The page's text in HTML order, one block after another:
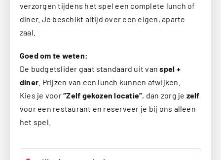
verzorgen tijdens het spel een complete lunch of
diner. Je beschikt altijd over een eigen, aparte
zaal.
Goed om te weten:
De budgetslider gaat standaard uit vanspel +
diner . Prijzen van een lunch kunnen afwijken.
Kies je voor“Zelf gekozen locatie”, dan zorg je zelf
voor een restaurant en reserveer je bij ons alleen
het spel.